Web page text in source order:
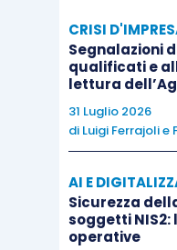
Alcunifatti di
drammaticamente
indicato nel
Viene previsto,
sugli impianti,
utilizzo del
dei 14 anni, la
defibrillatore
CRISI
Segnalazioni
qualificati e
lettura
31 Luglio 2026
di Luigi Ferrajolie
AI E
Sicurezza
soggetti NIS2:
operative